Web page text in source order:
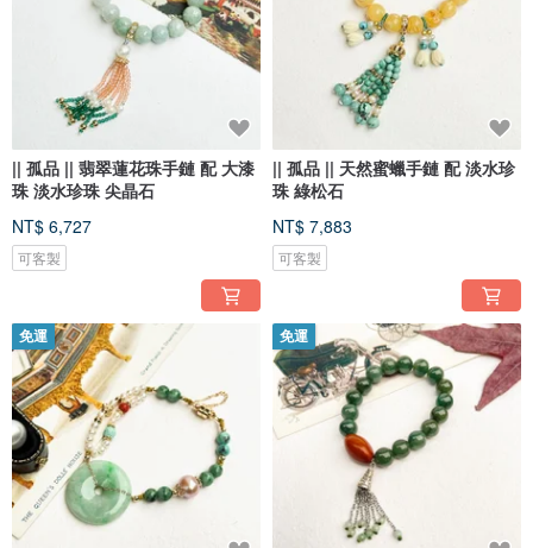
|| 孤品 || 翡翠蓮花珠手鏈 配 大漆
珠 淡水珍珠 尖晶石
NT$ 6,727
可客製
|| 孤品 || 天然蜜蠟手鏈 配 淡水珍
珠 綠松石
NT$ 7,883
可客製
免運 免運